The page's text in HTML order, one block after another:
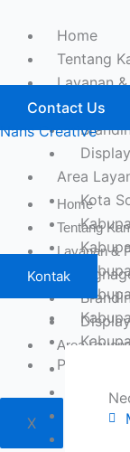
konten
Home
Tentang
Layanan
Area
Kota
Portofolio
X
Contact Us
Nans Creative
Home
Tentang
Layanan &
Area
Kontak